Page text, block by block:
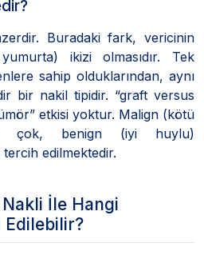
Buradaki fark, vericinin
ikizi olmasıdır. Tek
sahip olduklarından, aynı
bir nakil tipidir. “graft versus
etkisi yoktur. Malign (kötü
çok, benign (iyi huylu)
tercih edilmektedir.
İle Hangi
Edilebilir?